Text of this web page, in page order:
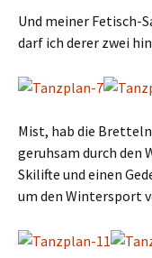
Und meiner Fetisch-
darf ich derer zwei
Mist, hab die
geruhsam durch den
Skilifte und einen
um den Wintersport